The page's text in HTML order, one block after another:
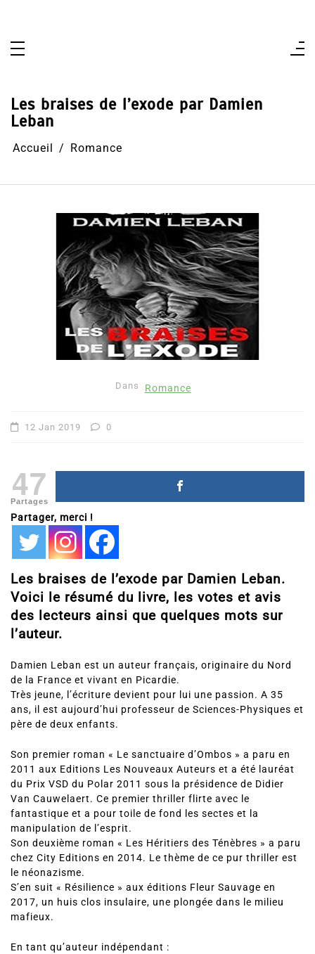
Les braises de l’exode par Damien
Leban
Accueil Romance
Dans Romance
12 Jan 2019 0
47
Partages
Partager, merci !
Les braises de l’exode par Damien Leban.
Voici le résumé du livre, les votes et avis
des lecteurs ainsi que quelques mots sur
l’auteur.
Damien Leban est un auteur français, originaire du Nord
de la France et vivant en Picardie.
Très jeune, l’écriture devient pour lui une passion. A 35
ans, il est aujourd’hui professeur de Sciences-Physiques et
père de deux enfants.
Son premier roman « Le sanctuaire d’Ombos » a paru en
2011 aux Editions Les Nouveaux Auteurs et a été lauréat
du Prix VSD du Polar 2011 sous la présidence de Didier
Van Cauwelaert. Ce premier thriller flirte avec le
fantastique et a pour toile de fond les sectes et la
manipulation de l’esprit.
Son deuxième roman « Les Héritiers des Ténèbres » a paru
chez City Editions en 2014. Le thème de ce pur thriller est
le néonazisme.
S’en suit « Résilience » aux éditions Fleur Sauvage en
2017, un huis clos insulaire, une plongée dans le milieu
mafieux.
En tant qu’auteur indépendant :